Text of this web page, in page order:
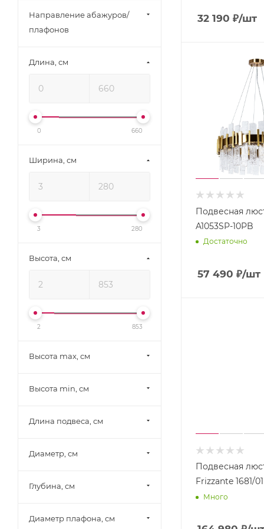
32 190 ₽/шт
Подвесная
A1053SP-10PB
Достаточно
57 490 ₽/шт
Подвесная
Frizzante 1681/
Много
397
Italline (
115)
Lumion (
Lussole Loft (115)
Moderli (131
Natali Kovaltseva (
Odeon Light ( 184
Направление абажуров/
плафонов
Длина, см
0 660
Ширина, см
3 280
Высота, см
2 853
Высота max, см
Высота min, см
Длина подвеса, см
Диаметр, см
Глубина, см
Диаметр плафона, см